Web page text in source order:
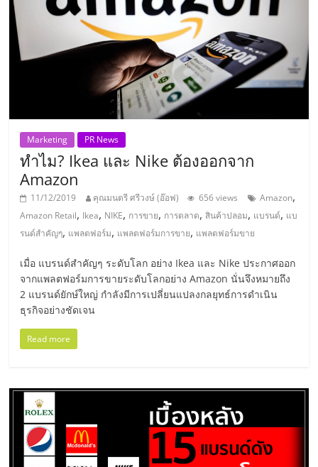
ที่
ปรึกษา
แฟ
รน
ไชส์,
รวม
แฟ
รน
ไชส์
ขาย
แฟ
Marketing PR News
ทำไม? Ikea และ Nike ต้องออกจาก
Amazon
11/12/2019 คุณมนตรี ศรีวงษ์ (อ๊อฟ) 656 views Amazon,
Amazon Retail, Ikea, NIKE, การขาย, การตลาด,สินค้าปลอม, แบรนด์, แบ
รนด์สำคัญๆ, แพลตฟอร์ม, แพลตฟอร์มการขาย, แพลตฟอร์มขาย
เมื่อ แบรนด์สำคัญๆ ระดับโลก อย่าง Ikea และ Nike ประกาศออก
จากแพลตฟอร์มการขายระดับโลกอย่าง Amazon นั่นจึงหมายถึง
2 แบรนด์ยักษ์ใหญ่ กำลังมีการเปลี่ยนแปลงกลยุทธ์การดำเนิน
ธุรกิจอย่างชัดเจน
Read more